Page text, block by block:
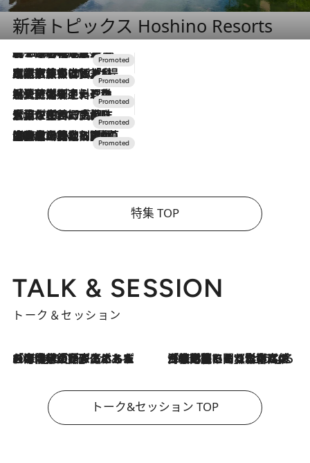
新着トピックス Hoshino Resorts
2026.8.7
【トンボの足水浴】ヒノキの香りに包まれて涼感マックス！約13℃の湧水かけ流しを避暑地「星野温泉 トンボの湯」で体験
2026.7.31
【ホテル帰省】という選択肢をOMOが提案。家族とほどよい距離を保つには「昼は実家、夜は気兼ねなくホテルで！」
2026.7.24
【夏限定ディナーコース】旬を迎える稚鮎や花ズッキーニなどをイタリア・トスカーナの郷土料理の手法で満喫！
2026.7.17
「土佐和ハーブかき氷」がOMO7高知に登場！生姜、山椒、大葉など目にも舌にも涼を呼ぶ郷土の味
2026.7.10
NEW OPEN！【界 草津】名湯の地に誕生。趣の異なる2種の温泉と上州ならではの会席・蕎麦割烹など美食を味わう究極の癒やし旅
特集 TOP
TALK & SESSION
トーク＆セッション
2026.8.3
「今後値上げがあるとすれば…」「リスクがあるのは今年の冬」エネルギー専門家が語る、ホルムズ海峡封鎖が家庭にもたらす“ある心配” 2026.8.3
「住宅建てられない…」「サーチャージ料の高値が続いている」ホルムズ海峡封鎖による影響はいつまで続く？《エネルギー専門家に聞く“どうなる日本の暮らし”》
トーク&セッション TOP